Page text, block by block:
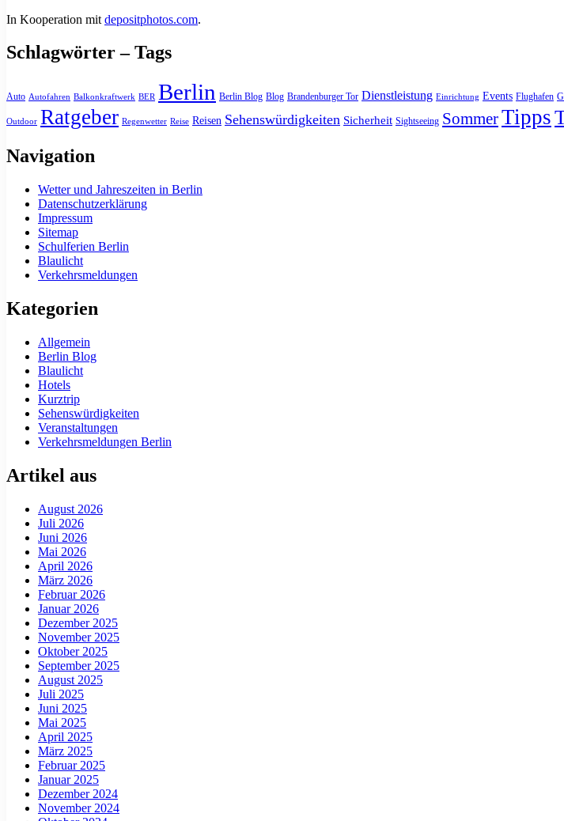
In Kooperation mit depositphotos.com.
Schlagwörter – Tags
Auto Autofahren Balkonkraftwerk BER Berlin Berlin Blog Blog Brandenburger Tor Dienstleistung Einrichtung Events Flughafen
Outdoor Ratgeber Regenwetter Reise Reisen Sehenswürdigkeiten Sicherheit Sightseeing SommerTipps
Navigation
Wetter und Jahreszeiten in Berlin
Datenschutzerklärung
Impressum
Sitemap
Schulferien Berlin
Blaulicht
Verkehrsmeldungen
Kategorien
Allgemein
Berlin Blog
Blaulicht
Hotels
Kurztrip
Sehenswürdigkeiten
Veranstaltungen
Verkehrsmeldungen Berlin
Artikel aus
August 2026
Juli 2026
Juni 2026
Mai 2026
April 2026
März 2026
Februar 2026
Januar 2026
Dezember 2025
November 2025
Oktober 2025
September 2025
August 2025
Juli 2025
Juni 2025
Mai 2025
April 2025
März 2025
Februar 2025
Januar 2025
Dezember 2024
November 2024